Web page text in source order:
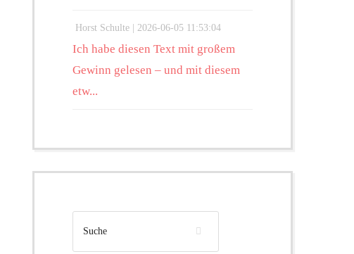
Horst Schulte | 2026-06-05 11:53:04
Ich habe diesen Text mit großem
Gewinn gelesen – und mit diesem
etw...